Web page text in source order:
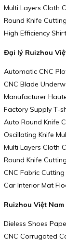
Multi Layers Cloth
Round Knife
High Efficiency
Đại lý Ruizhou
Automatic CNC
CNC Blade
Manufacturer
Factory Supply T-
Auto Round Knife
Oscillating Knife
Multi Layers Cloth
Round Knife
CNC Fabric
Car Interior Mat
Ruizhou Việt Nam
Dieless Shoes
CNC Corrugated